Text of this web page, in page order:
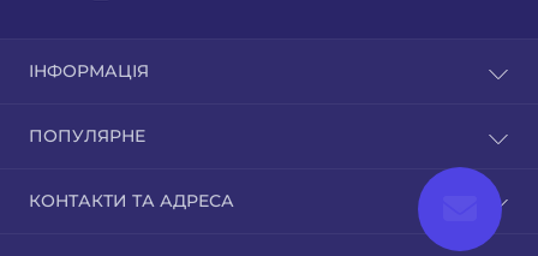
ІНФОРМАЦІЯ
Відгуки
Повернення товару
ПОПУЛЯРНЕ
Стерилізаційне, дезінфекційне, очисне обладнання
Бактерицидні лампи, опромінювачі, рециркулятори,
КОНТАКТИ ТА АДРЕСА